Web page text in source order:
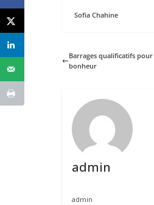
Sofia Chahine
Barrages qualificatifs pour
bonheur
admin
admin